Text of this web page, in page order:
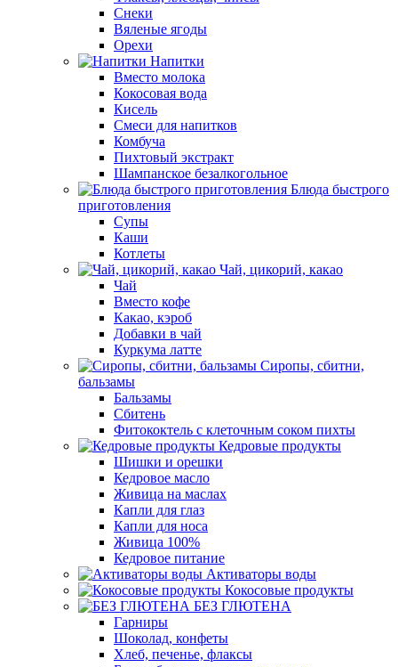
Снеки
Вяленые ягоды
Орехи
Напитки
Вместо молока
Кокосовая вода
Кисель
Смеси для напитков
Комбуча
Пихтовый экстракт
Шампанское безалкогольное
Блюда быстрого
приготовления
Супы
Каши
Котлеты
Чай, цикорий, какао
Чай
Вместо кофе
Какао, кэроб
Добавки в чай
Куркума латте
Сиропы, сбитни,
бальзамы
Бальзамы
Сбитень
Фитококтель с клеточным соком пихты
Кедровые продукты
Шишки и орешки
Кедровое масло
Живица на маслах
Капли для глаз
Капли для носа
Живица 100%
Кедровое питание
Активаторы воды
Кокосовые продукты
БЕЗ ГЛЮТЕНА
Гарниры
Шоколад, конфеты
Хлеб, печенье, флаксы